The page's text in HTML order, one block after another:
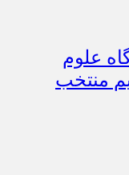
علوم
منتخب